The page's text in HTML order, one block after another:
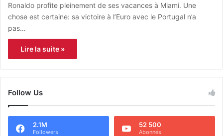
Ronaldo profite pleinement de ses vacances à Miami. Une
chose est certaine: sa victoire à l’Euro avec le Portugal n’a
pas…
Lire la suite »
Follow Us
2.1M
Followers
52 500
Abonnés